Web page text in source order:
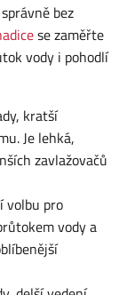
bez
se zaměřte
vody i pohodlí
kratší
Je lehká,
zavlažovačů
volbu pro
vody a